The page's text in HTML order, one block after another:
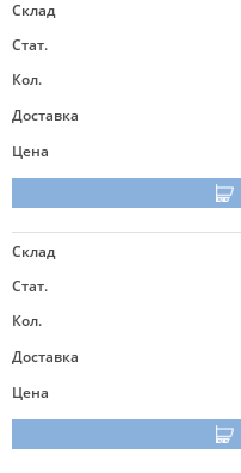
Склад
Стат.
Кол.
Доставка
Цена
Склад
Стат.
Кол.
Доставка
Цена